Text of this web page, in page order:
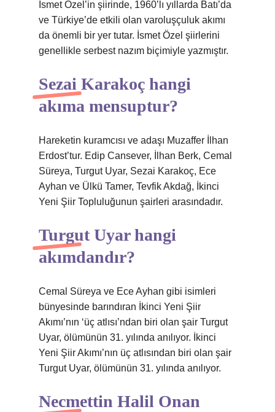
İsmet Özel’in şiirinde, 1960’lı yıllarda Batı’da
ve Türkiye’de etkili olan varoluşçuluk akımı
da önemli bir yer tutar. İsmet Özel şiirlerini
genellikle serbest nazım biçimiyle yazmıştır.
Sezai Karakoç hangi
akıma mensuptur?
Hareketin kuramcısı ve adaşı Muzaffer İlhan
Erdost’tur. Edip Cansever, İlhan Berk, Cemal
Süreya, Turgut Uyar, Sezai Karakoç, Ece
Ayhan ve Ülkü Tamer, Tevfik Akdağ, İkinci
Yeni Şiir Topluluğunun şairleri arasındadır.
Turgut Uyar hangi
akımdandır?
Cemal Süreya ve Ece Ayhan gibi isimleri
bünyesinde barındıran İkinci Yeni Şiir
Akımı’nın ‘üç atlısı’ndan biri olan şair Turgut
Uyar, ölümünün 31. yılında anılıyor. İkinci
Yeni Şiir Akımı’nın üç atlısından biri olan şair
Turgut Uyar, ölümünün 31. yılında anılıyor.
Necmettin Halil Onan